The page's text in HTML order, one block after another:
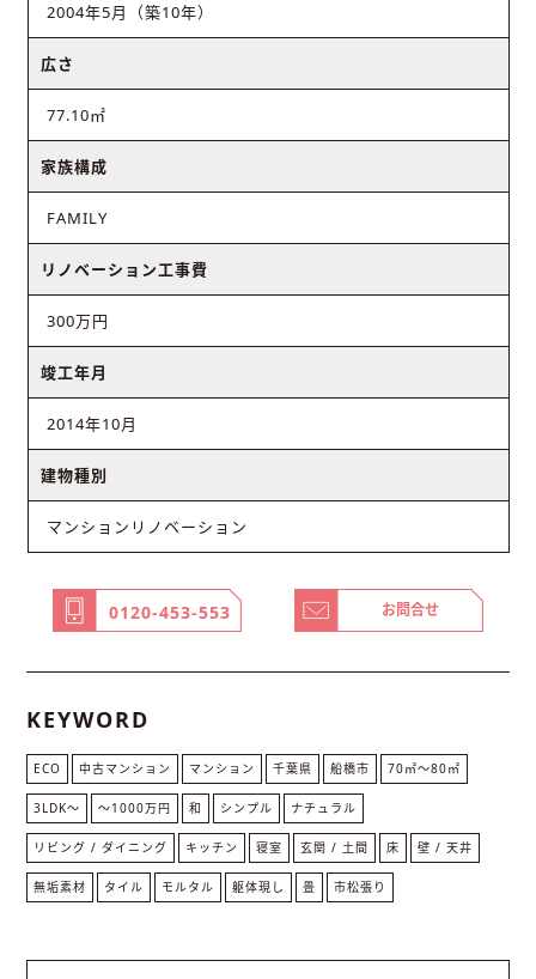
2004年5月（築10年）
広さ
77.10㎡
家族構成
FAMILY
リノベーション工事費
300万円
竣工年月
2014年10月
建物種別
マンションリノベーション
0120-453-553 お問合せ
KEYWORD
ECO 中古マンション マンション 千葉県 船橋市 70㎡〜80㎡
3LDK〜 〜1000万円 和 シンプル ナチュラル
リビング / ダイニング キッチン 寝室 玄関 / 土間 床 壁 / 天井
無垢素材 タイル モルタル 躯体現し 畳 市松張り